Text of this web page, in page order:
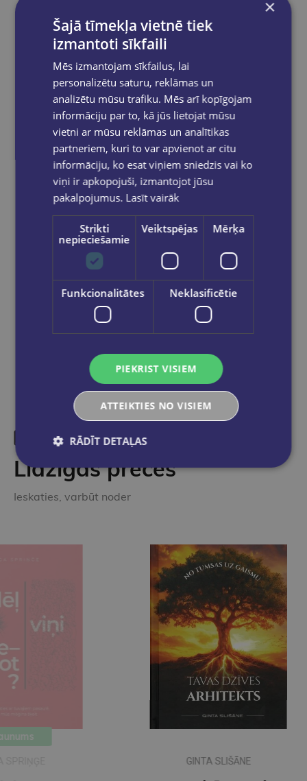
Sūtīt
Reģistrējies un saņem 10% atlaidi pilnas
cenas precēm.
Pasūtījumu apstrāde notiek darba dienās.
Apmaksātie pasūtījumi tiek
apstrādāti un
izsūtīti 2-5 darba dienu laikā.
Bezmaksas piegāde
uz OMNIVA
pakomātiem Latvijāpasūtījumiem no €40.00.
pasūtījums būs gatavs saņemšanai, saņemsi
e-pastu un/ vai SMS.
Dalies sociālajos tīklos:
Līdzīgas preces
Ieskaties, varbūt noder
×
Šajā tīmekļa vietnē tiek
izmantoti sīkfaili
Mēs izmantojam sīkfailus, lai
personalizētu saturu, reklāmas un
analizētu mūsu trafiku. Mēs arī kopīgojam
informāciju par to, kā jūs lietojat mūsu
vietni ar mūsu reklāmas un analītikas
partneriem, kuri to var apvienot ar citu
informāciju, ko esat viņiem sniedzis vai ko
viņi ir apkopojuši, izmantojot jūsu
pakalpojumus. Lasīt vairāk
Strikti
nepieciešamie
Veiktspējas Mērķa
Funkcionalitātes Neklasificētie
PIEKRIST VISIEM
ATTEIKTIES NO VISIEM
RĀDĪT DETAĻAS